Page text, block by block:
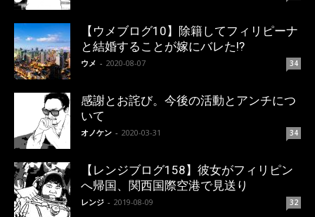
【ウメブログ10】除籍してフィリピーナ
と結婚することが嫁にバレた!?
ウメ - 2020-08-07 34
感謝とお詫び。今後の活動とアンチにつ
いて
オノケン - 2020-03-31 34
【レンジブログ158】彼女がフィリピン
へ帰国、関西国際空港で見送り
レンジ - 2019-08-09 32